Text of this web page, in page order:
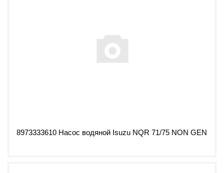
8973333610 Насос водяной Isuzu NQR 71/75 NON GEN